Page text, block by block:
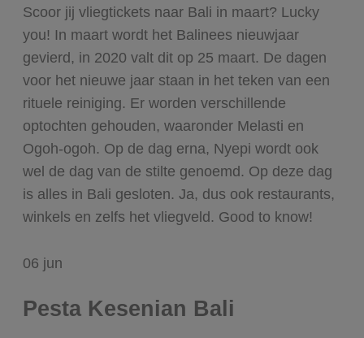
Scoor jij vliegtickets naar Bali in maart? Lucky
you! In maart wordt het Balinees nieuwjaar
gevierd, in 2020 valt dit op 25 maart. De dagen
voor het nieuwe jaar staan in het teken van een
rituele reiniging. Er worden verschillende
optochten gehouden, waaronder Melasti en
Ogoh-ogoh. Op de dag erna, Nyepi wordt ook
wel de dag van de stilte genoemd. Op deze dag
is alles in Bali gesloten. Ja, dus ook restaurants,
winkels en zelfs het vliegveld. Good to know!
06 jun
Pesta Kesenian Bali